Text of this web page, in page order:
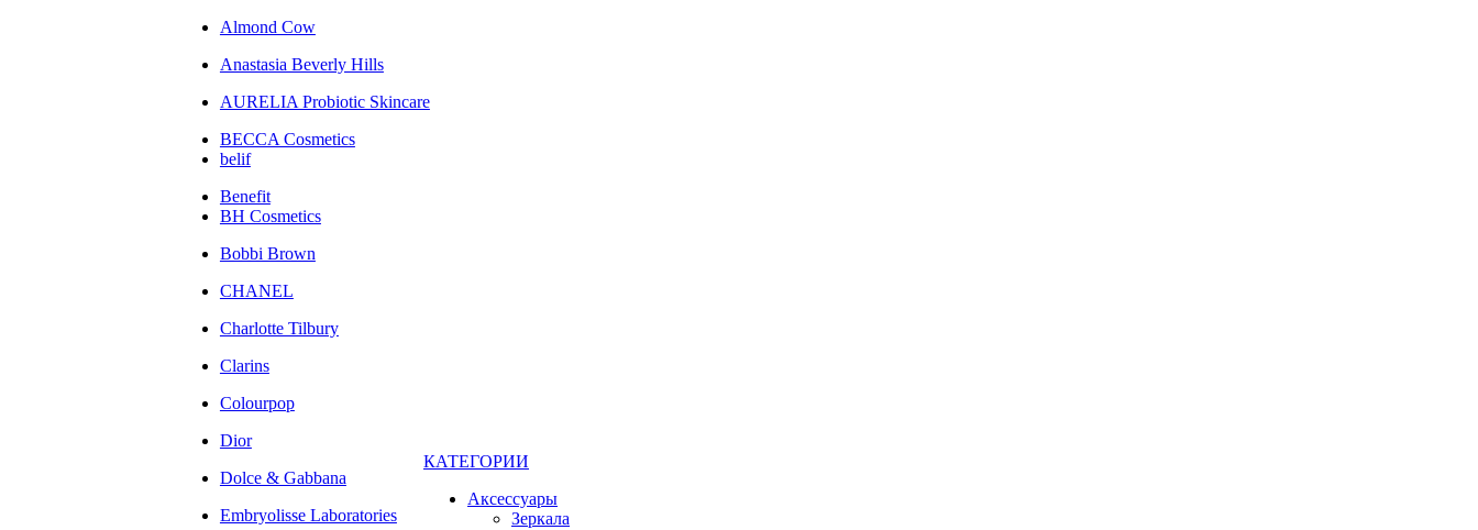
Almond Cow
Anastasia Beverly Hills
AURELIA Probiotic Skincare
BECCA Cosmetics
belif
Benefit
BH Cosmetics
Bobbi Brown
CHANEL
Charlotte Tilbury
Clarins
Colourpop
Dior
Dolce & Gabbana
Embryolisse Laboratories
КАТЕГОРИИ
Аксессуары
Зеркала